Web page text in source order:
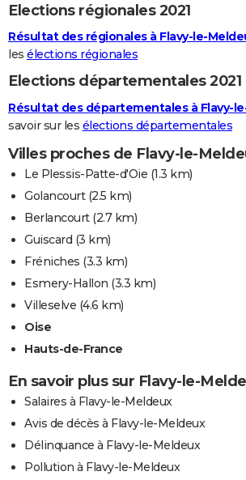
Elections régionales 2021
Résultat des régionales à Flavy-le-
les élections régionales
Elections départementales 2021
Résultat des départementales à Flavy-
savoir sur les élections départementales
Villes proches de Flavy-le-
Le Plessis-Patte-d'Oie (1.3 km)
Golancourt(2.5 km)
Berlancourt(2.7 km)
Guiscard (3 km)
Fréniches (3.3 km)
Esmery-Hallon (3.3 km)
Villeselve (4.6 km)
Oise
Hauts-de-France
En savoir plus sur Flavy-le-
Salaires à Flavy-le-Meldeux
Avis de décès à Flavy-le-Meldeux
Délinquance à Flavy-le-Meldeux
Pollution à Flavy-le-Meldeux